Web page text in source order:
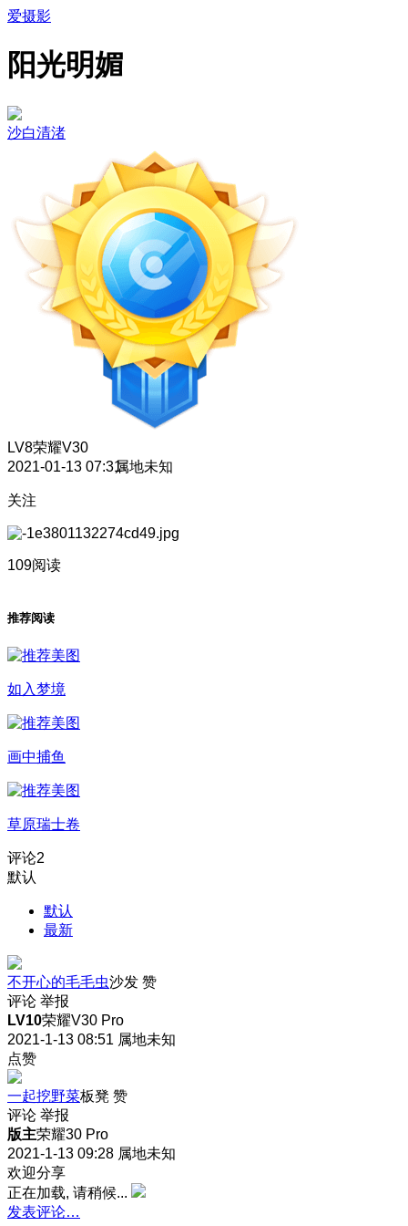
爱摄影
阳光明媚
沙白清渚
LV8荣耀V30
2021-01-13 07:31属地未知
关注
109阅读
推荐阅读
如入梦境
画中捕鱼
草原瑞士卷
评论2
默认
默认
最新
不开心的毛毛虫沙发 赞
评论 举报
LV10荣耀V30 Pro
2021-1-13 08:51 属地未知
点赞
一起挖野菜板凳 赞
评论 举报
版主荣耀30 Pro
2021-1-13 09:28 属地未知
欢迎分享
正在加载, 请稍候...
发表评论…